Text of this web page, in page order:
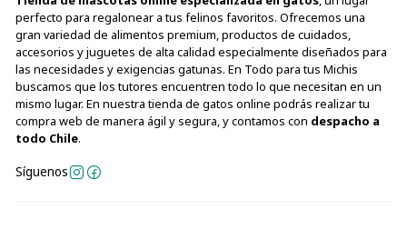
perfecto para regalonear a tus felinos favoritos. Ofrecemos una
gran variedad de alimentos premium, productos de cuidados,
accesorios y juguetes de alta calidad especialmente diseñados para
las necesidades y exigencias gatunas. En Todo para tus Michis
buscamos que los tutores encuentren todo lo que necesitan en un
mismo lugar. En nuestra tienda de gatos online podrás realizar tu
compra web de manera ágil y segura, y contamos con despacho a
todo Chile.
Síguenos